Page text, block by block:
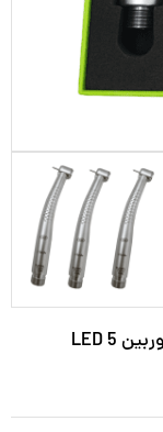
ست 4 عددی W&H مدل Synea (سینوا) | توربین 5 LED